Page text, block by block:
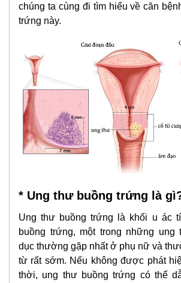
chúng ta cùng đi tìm hiểu về căn
trứng này.
* Ung thư buồng trứng là
Ung thư buồng trứng là khối u ác
buồng trứng, một trong những
dục thường gặp nhất ở phụ nữ và
từ rất sớm. Nếu không được phát
thời, ung thư buồng trứng có thể